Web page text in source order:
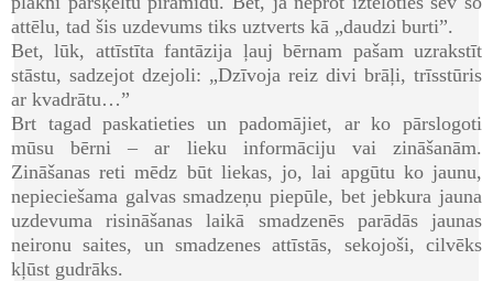
attēlu, tad šis uzdevums tiks uztverts kā „daudzi burti”.
Bet, lūk, attīstīta fantāzija ļauj bērnam pašam uzrakstīt
stāstu, sadzejot dzejoli: „Dzīvoja reiz divi brāļi, trīsstūris
ar kvadrātu…”
Brt tagad paskatieties un padomājiet, ar ko pārslogoti
mūsu bērni – ar lieku informāciju vai zināšanām.
Zināšanas reti mēdz būt liekas, jo, lai apgūtu ko jaunu,
nepieciešama galvas smadzeņu piepūle, bet jebkura jauna
uzdevuma risināšanas laikā smadzenēs parādās jaunas
neironu saites, un smadzenes attīstās, sekojoši, cilvēks
kļūst gudrāks.